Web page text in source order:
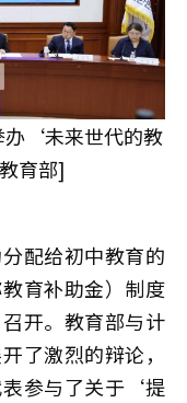
办‘未来世代的教
育部]
配给初中教育的
育补助金）制度
开。教育部与计
了激烈的辩论，
表参与了关于‘提